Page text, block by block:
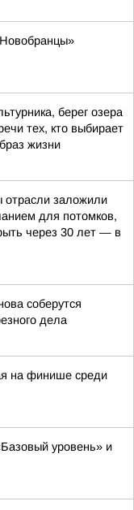
берег озера
тех, кто выбирает
жизни
отрасли заложили
для потомков,
через 30 лет — в
соберутся
дела
на финише среди
уровень» и